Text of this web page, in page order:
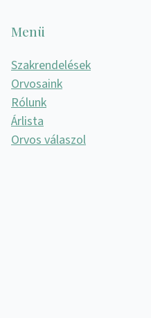
Menü
Szakrendelések
Orvosaink
Rólunk
Árlista
Orvos válaszol